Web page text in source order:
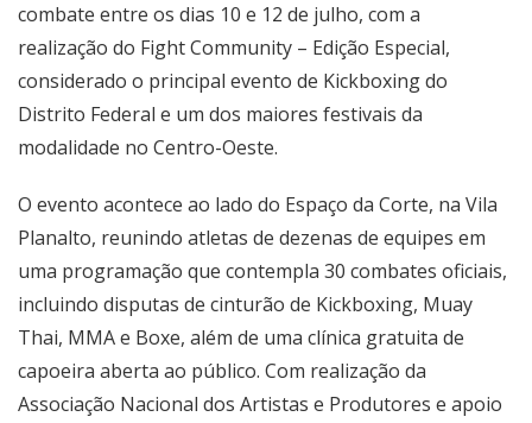
combate entre os dias 10 e 12 de julho, com a
realização do Fight Community – Edição Especial,
considerado o principal evento de Kickboxing do
Distrito Federal e um dos maiores festivais da
modalidade no Centro-Oeste.
O evento acontece ao lado do Espaço da Corte, na Vila
Planalto, reunindo atletas de dezenas de equipes em
uma programação que contempla 30 combates oficiais,
incluindo disputas de cinturão de Kickboxing, Muay
Thai, MMA e Boxe, além de uma clínica gratuita de
capoeira aberta ao público. Com realização da
Associação Nacional dos Artistas e Produtores e apoio